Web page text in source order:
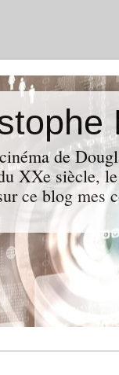
de
XXe siècle,
ce blog